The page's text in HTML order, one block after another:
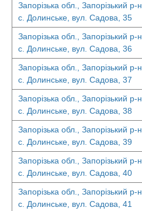
Запорізька обл., Запорізький р-н,
с. Долинське, вул. Садова, 35
Запорізька обл., Запорізький р-н,
с. Долинське, вул. Садова, 36
Запорізька обл., Запорізький р-н,
с. Долинське, вул. Садова, 37
Запорізька обл., Запорізький р-н,
с. Долинське, вул. Садова, 38
Запорізька обл., Запорізький р-н,
с. Долинське, вул. Садова, 39
Запорізька обл., Запорізький р-н,
с. Долинське, вул. Садова, 40
Запорізька обл., Запорізький р-н,
с. Долинське, вул. Садова, 41